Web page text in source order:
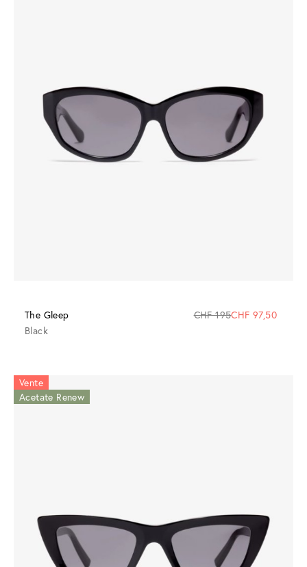
The Gleep CHF 195CHF 97,50
Black
Vente
Acetate Renew